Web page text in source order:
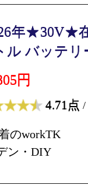
年★30V★
ル バッテリ
円
4.71点 /
のworkTK
ン・DIY